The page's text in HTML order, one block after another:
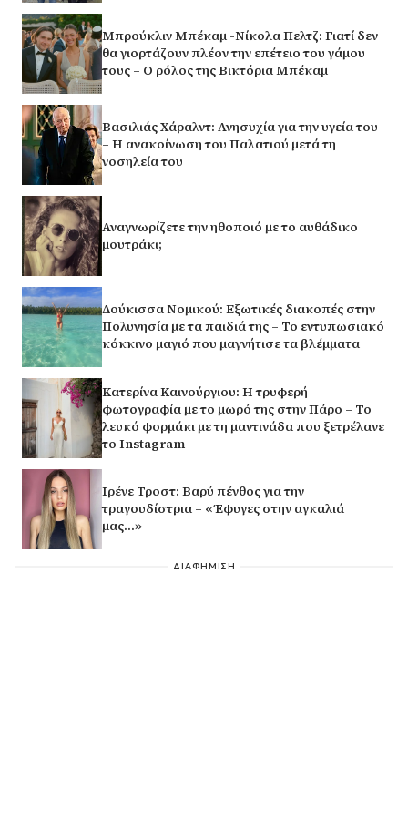
Μπρούκλιν Μπέκαμ -Νίκολα Πελτζ: Γιατί δεν
θα γιορτάζουν πλέον την επέτειο του γάμου
τους – Ο ρόλος της Βικτόρια Μπέκαμ
Βασιλιάς Χάραλντ: Ανησυχία για την υγεία του
– Η ανακοίνωση του Παλατιού μετά τη
νοσηλεία του
Αναγνωρίζετε την ηθοποιό με το αυθάδικο
μουτράκι;
Δούκισσα Νομικού: Εξωτικές διακοπές στην
Πολυνησία με τα παιδιά της – Το εντυπωσιακό
κόκκινο μαγιό που μαγνήτισε τα βλέμματα
Κατερίνα Καινούργιου: Η τρυφερή
φωτογραφία με το μωρό της στην Πάρο – Το
λευκό φορμάκι με τη μαντινάδα που ξετρέλανε
το Instagram
Ιρένε Τροστ: Βαρύ πένθος για την
τραγουδίστρια – «Έφυγες στην αγκαλιά
μας…»
ΔΙΑΦΗΜΙΣΗ